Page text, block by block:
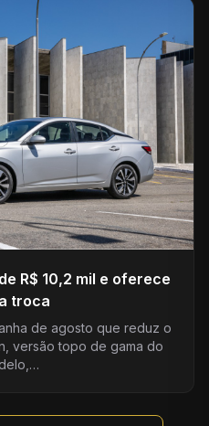
R$ 10,2 mil e oferece
troca
de agosto que reduz o
versão topo de gama do